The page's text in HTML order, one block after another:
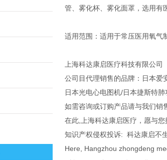
管、雾化杯、雾化面罩，选用有
适用范围：适用于常压医用氧气
上海科达康启医疗科技有限公
公司目代理销售的品牌：日本爱
日本光电心电图机/日本捷斯特
如需咨询或订购产品请与我们销
在此,上海科达康启医疗，愿与
知识产权侵权投诉: 科达康启不
Here, Hangzhou zhongdeng